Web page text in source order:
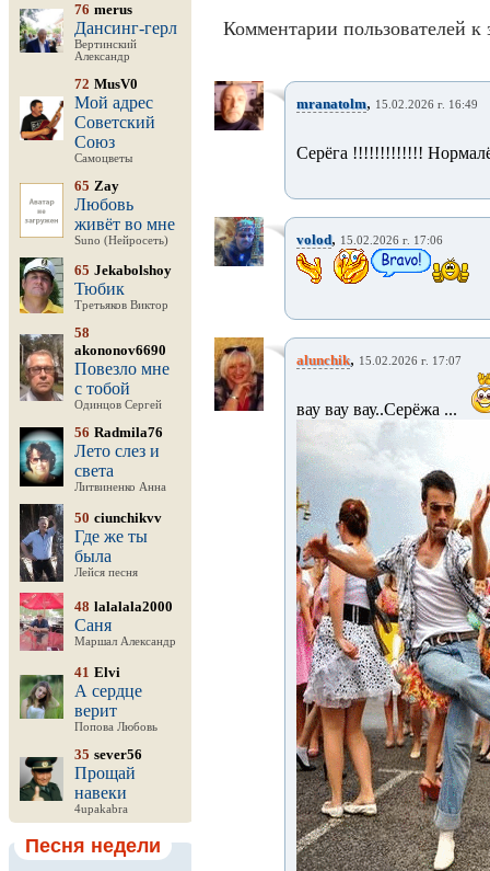
76 merus
Дансинг-герл
Вертинский
Александр
72 MusV0
Мой адрес
Советский
Союз
Самоцветы
65 Zay
Любовь
живёт во мне
Suno (Нейросеть)
65 Jekabolshoy
Тюбик
Третьяков Виктор
58
akononov6690
Повезло мне
с тобой
Одинцов Сергей
56 Radmila76
Лето слез и
света
Литвиненко Анна
50 ciunchikvv
Где же ты
была
Лейся песня
48 lalalala2000
Саня
Маршал Александр
41 Elvi
А сердце
верит
Попова Любовь
35 sever56
Прощай
навеки
4upakabra
Песня недели
Комментарии пользователей к
mranatolm, 15.02.2026 г. 16:49
Серёга !!!!!!!!!!!!!
volod, 15.02.2026 г. 17:06
alunchik, 15.02.2026 г. 17:07
вау вау вау..Серёжа ...